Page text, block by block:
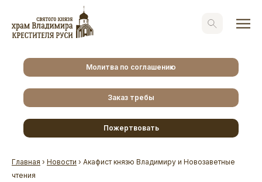
Молитва по соглашению
Заказ требы
Пожертвовать
Главная › Новости › Акафист князю Владимиру и Новозаветные
чтения